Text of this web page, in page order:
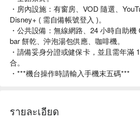
・房內設施：有窗房、VOD 隨選、
Disney+ ( 需自備帳號登入 )。
・公共設備：無線網路、24 小時自助
bar 餅乾、沖泡湯包供應、咖啡機。
・請備妥身分證或健保卡，並且需年滿
合。
・***機台操作時請輸入手機末五碼***
รายละเอียด